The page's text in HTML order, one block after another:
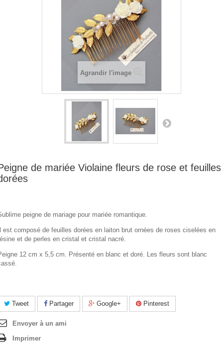
Agrandir l'image
de mariée Violaine fleurs de rose et feuilles
peigne de mariage pour mariée romantique.
est composé de feuilles dorées en laiton brut ornées de roses ciselées en
et de perles en cristal et cristal nacré.
12 cm x 5,5 cm. Présenté en blanc et doré. Les fleurs sont blanc
Tweet Partager Google+ Pinterest
Envoyer à un ami
Imprimer